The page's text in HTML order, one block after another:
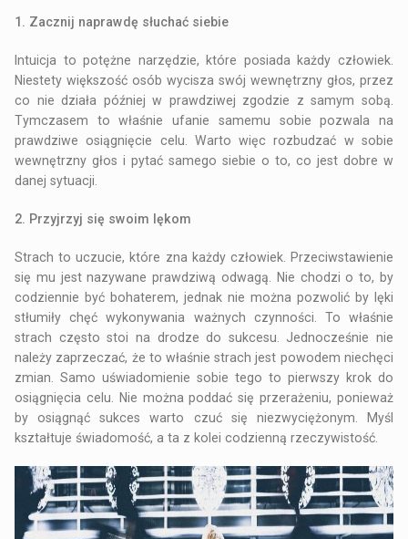
1. Zacznij naprawdę słuchać siebie
Intuicja to potężne narzędzie, które posiada każdy człowiek.
Niestety większość osób wycisza swój wewnętrzny głos, przez
co nie działa później w prawdziwej zgodzie z samym sobą.
Tymczasem to właśnie ufanie samemu sobie pozwala na
prawdziwe osiągnięcie celu. Warto więc rozbudzać w sobie
wewnętrzny głos i pytać samego siebie o to, co jest dobre w
danej sytuacji.
2. Przyjrzyj się swoim lękom
Strach to uczucie, które zna każdy człowiek. Przeciwstawienie
się mu jest nazywane prawdziwą odwagą. Nie chodzi o to, by
codziennie być bohaterem, jednak nie można pozwolić by lęki
stłumiły chęć wykonywania ważnych czynności. To właśnie
strach często stoi na drodze do sukcesu. Jednocześnie nie
należy zaprzeczać, że to właśnie strach jest powodem niechęci
zmian. Samo uświadomienie sobie tego to pierwszy krok do
osiągnięcia celu. Nie można poddać się przerażeniu, ponieważ
by osiągnąć sukces warto czuć się niezwyciężonym. Myśl
kształtuje świadomość, a ta z kolei codzienną rzeczywistość.